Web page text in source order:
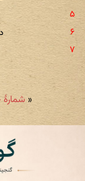
« شمارهٔ ۳۱۰: بر جانان فشان جان را اگر هستی دلا عاشق